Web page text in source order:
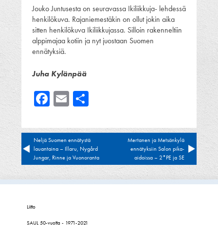
Jouko Juntusesta on seuravassa Ikiliikkuja- lehdessä
henkilökuva. Rajaniemestäkin on ollut jokin aika
sitten henkilökuva Ikiliikkujassa. Silloin rakenneltiin
alppimajaa kotiin ja nyt juostaan Suomen
ennätyksiä.
Juha Kylänpää
Facebook
Email
Artikkelien
selaus
Neljä Suomen ennätystä
lauantaina – Illaru, Nygård
Jungar, Rinne ja Vuonoranta
Mertanen ja Metsänkylä
ennätyksiin Salon pika-
aidoissa – 2*PE ja SE
Liitto
SAUL 50-vuotta - 1971-2021